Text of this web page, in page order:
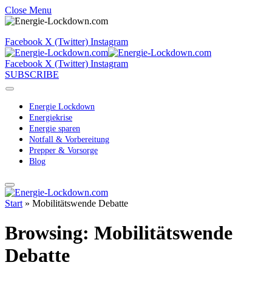
Close Menu
Facebook X (Twitter) Instagram
Facebook X (Twitter) Instagram
SUBSCRIBE
Energie Lockdown
Energiekrise
Energie sparen
Notfall & Vorbereitung
Prepper & Vorsorge
Blog
Start » Mobilitätswende Debatte
Browsing: Mobilitätswende
Debatte